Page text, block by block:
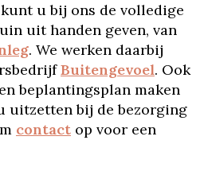
u bij ons de volledige
uit handen geven, van
. We werken daarbij
Buitengevoel. Ook
beplantingsplan maken
uitzetten bij de bezorging
contact op voor een